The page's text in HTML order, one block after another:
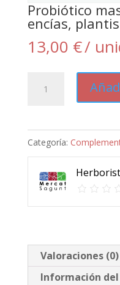
Probiótico
encías,
13,00 €/
masticable
y
encías,
comp.
Categoría:
Valoraciones (0)
Información